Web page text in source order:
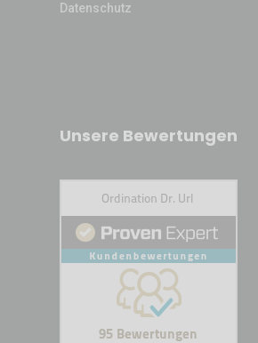
Datenschutz
Unsere Bewertungen